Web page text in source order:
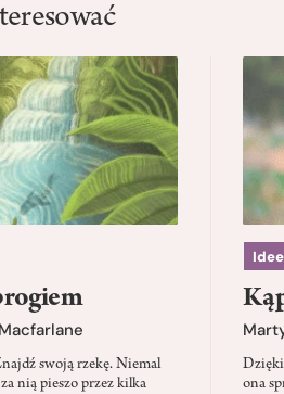
swoją rzekę. Niemal
nią pieszo przez kilka
Idee
Dzięki
ona